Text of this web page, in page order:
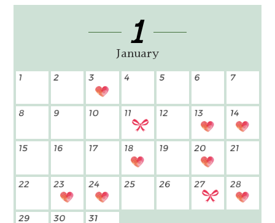
1
January